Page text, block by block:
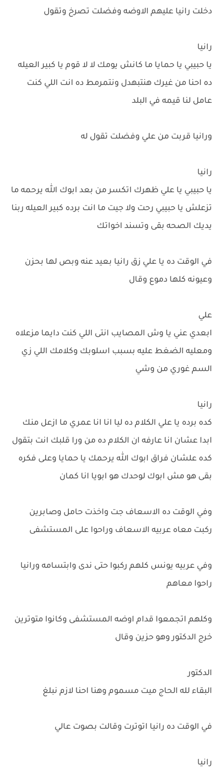
دخلت رانيا عليهم الاوضه وفضلت تصرخ وتقول
رانيا
يا حبيبي يا حمايا ما كانش يومك لا لا قوم يا كبير العيله
ده احنا من غيرك هنتبهدل ونتمرمط ده انت اللي كنت
عامل لنا قيمه في البلد
ورانيا قربت من علي وفضلت تقول له
رانيا
يا حبيبي يا علي ظهرك اتكسر من بعد ابوك الله يرحمه ما
تزعلش يا حبيبي رحت ولا جيت ما انت برده كبير العيله ربنا
يديك الصحه بقى وتسند اخواتك
في الوقت ده يا علي زق رانيا بعيد عنه وبص لها بحزن
وعيونه كلها دموع وقال
علي
ابعدي عني يا وش المصايب انتى اللي كنت دايما مزعلاه
ومعليه الضغط عليه بسبب اسلوبك وكلامك اللي زي
السم غوري من وشي
رانيا
كده برده يا علي الكلام ده ليا انا انا عمري ما ازعل منك
ابدا عشان انا عارفه ان الكلام ده من ورا قلبك انت بتقول
كده علشان فراق ابوك الله يرحمك يا حمايا وعلى فكره
بقى هو مش ابوك لوحدك هو ابويا انا كمان
وفي الوقت ده الاسعاف جت واخذت حامل وصابرين
ركبت معاه عربيه الاسعاف وراحوا على المستشفى
وفي عربيه يونس كلهم ركبوا حتى ندى وابتسامه ورانيا
راحوا معاهم
وكلهم اتجمعوا قدام اوضه المستشفى وكانوا متوترين
خرج الدكتور وهو حزين وقال
الدكتور
البقاء لله الحاج ميت مسموم وهنا احنا لازم نبلغ
في الوقت ده رانيا اتوترت وقالت بصوت عالي
رانيا